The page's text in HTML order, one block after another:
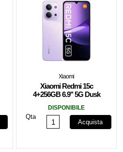
Xiaomi
Xiaomi Redmi 15c
4+256GB 6.9" 5G Dusk
DISPONIBILE
Qta
Acquista